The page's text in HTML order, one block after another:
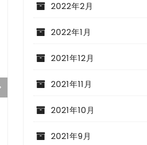
かぼちゃとピスタチオペーストのパスタ￼
2022年2月
2022年1月
2021年12月
2021年11月
2021年10月
2021年9月